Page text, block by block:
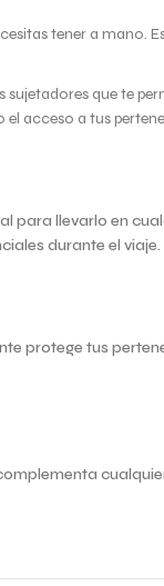
tener a mano.
que te
acceso a tus
para llevarlo en
durante el viaje.
protege tus